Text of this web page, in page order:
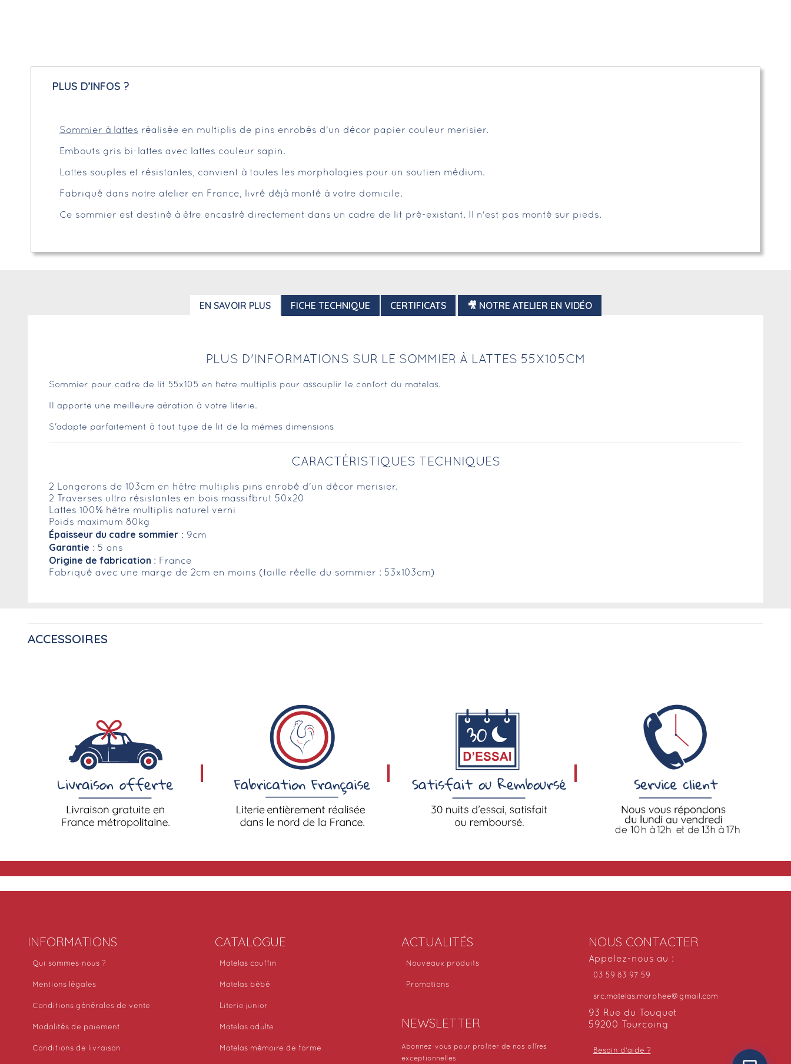
PLUS D’INFOS ?
Sommier à lattes réalisée en multiplis de pins enrobés d'un décor papier couleur merisier.
Embouts gris bi-lattes avec lattes couleur sapin.
Lattes souples et résistantes, convient à toutes les morphologies pour un soutien médium.
Fabriqué dans notre atelier en France, livré déjà monté à votre domicile.
Ce sommier est destiné à être encastré directement dans un cadre de lit pré-existant. Il n'est pas monté sur pieds.
EN SAVOIR PLUS FICHE TECHNIQUE CERTIFICATS 🎥 NOTRE ATELIER EN VIDÉO
PLUS D'INFORMATIONS SUR LE SOMMIER À LATTES 55X105CM
Sommier pour cadre de lit 55x105 en hetre multiplis pour assouplir le confort du matelas.
Il apporte une meilleure aération à votre literie.
S'adapte parfaitement à tout type de lit de la mêmes dimensions
CARACTÉRISTIQUES TECHNIQUES
2 Longerons de 103cm en hêtre multiplis pins enrobé d'un décor merisier.
2 Traverses ultra résistantes en bois massifbrut 50x20
Lattes 100% hêtre multiplis naturel verni
Poids maximum 80kg
Épaisseur du cadre sommier : 9cm
Garantie : 5 ans
Origine de fabrication : France
Fabriqué avec une marge de 2cm en moins (taille réelle du sommier : 53x103cm)
ACCESSOIRES
INFORMATIONS
Qui sommes-nous ?
Mentions légales
Conditions générales de vente
Modalités de paiement
Conditions de livraison
CATALOGUE
Matelas couffin
Matelas bébé
Literie junior
Matelas adulte
Matelas mémoire de forme
ACTUALITÉS
Nouveaux produits
Promotions
NEWSLETTER
Abonnez-vous pour profiter de nos offres
exceptionnelles
NOUS CONTACTER
Appelez-nous au :
03 59 83 97 59
src.matelas.morphee@gmail.com
93 Rue du Touquet
59200 Tourcoing
Besoin d'aide ?